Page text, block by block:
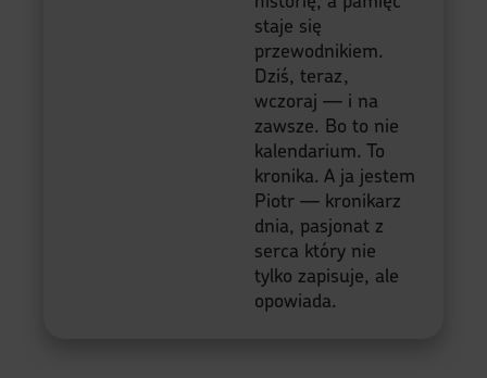
staje się
przewodnikiem.
Dziś, teraz,
wczoraj — i na
zawsze. Bo to nie
kalendarium. To
kronika. A ja jestem
Piotr — kronikarz
dnia, pasjonat z
serca który nie
tylko zapisuje, ale
opowiada.